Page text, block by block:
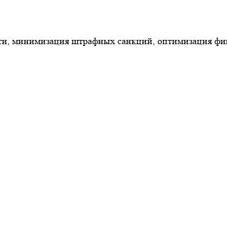
минимизация штрафных санкций, оптимизация